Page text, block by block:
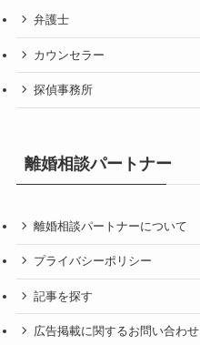
弁護士
カウンセラー
探偵事務所
離婚相談パートナー
離婚相談パートナーについて
プライバシーポリシー
記事を探す
広告掲載に関するお問い合わせ